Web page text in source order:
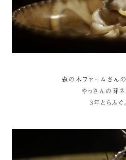
森の木ファームさんの
やっさんの芽ネ
3年とらふぐ。